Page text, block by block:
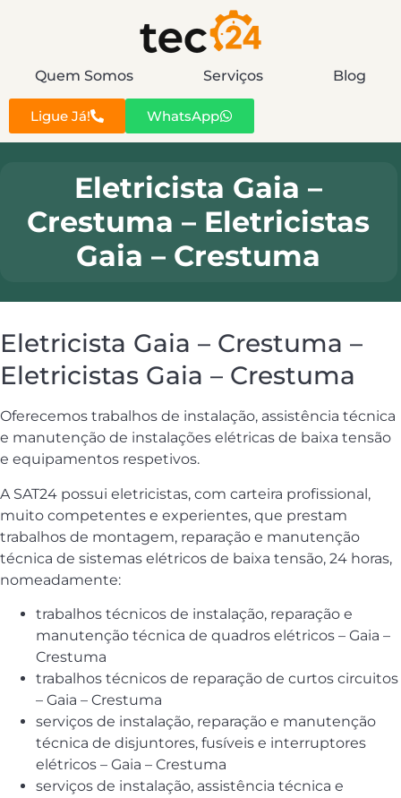
Quem Somos Serviços Blog
Ligue Já! WhatsApp
Eletricista Gaia –
Crestuma – Eletricistas
Gaia – Crestuma
Eletricista Gaia – Crestuma –
Eletricistas Gaia – Crestuma
Oferecemos trabalhos de instalação, assistência técnica
e manutenção de instalações elétricas de baixa tensão
e equipamentos respetivos.
A SAT24 possui eletricistas, com carteira profissional,
muito competentes e experientes, que prestam
trabalhos de montagem, reparação e manutenção
técnica de sistemas elétricos de baixa tensão, 24 horas,
nomeadamente:
trabalhos técnicos de instalação, reparação e
manutenção técnica de quadros elétricos – Gaia –
Crestuma
trabalhos técnicos de reparação de curtos circuitos
– Gaia – Crestuma
serviços de instalação, reparação e manutenção
técnica de disjuntores, fusíveis e interruptores
elétricos – Gaia – Crestuma
serviços de instalação, assistência técnica e